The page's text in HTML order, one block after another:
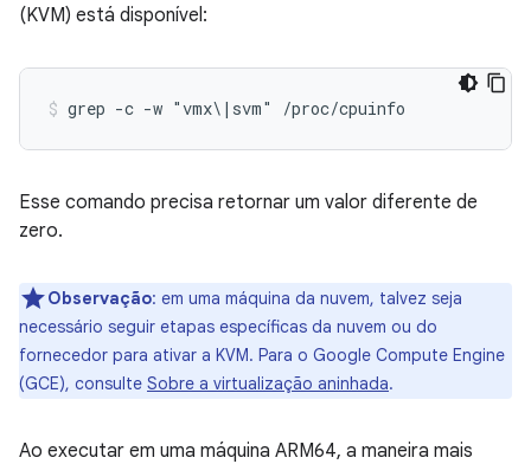
(KVM) está disponível:
grep -c -w "vmx\|svm" /proc/cpuinfo
Esse comando precisa retornar um valor diferente de
zero.
Observação: em uma máquina da nuvem, talvez seja
necessário seguir etapas específicas da nuvem ou do
fornecedor para ativar a KVM. Para o Google Compute Engine
(GCE), consulte Sobre a virtualização aninhada.
Ao executar em uma máquina ARM64, a maneira mais